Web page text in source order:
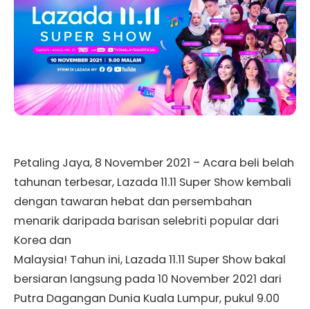
Petaling Jaya, 8 November 2021 – Acara beli belah
tahunan terbesar, Lazada 11.11 Super Show kembali
dengan tawaran hebat dan persembahan
menarik daripada barisan selebriti popular dari
Korea dan
Malaysia! Tahun ini, Lazada 11.11 Super Show bakal
bersiaran langsung pada 10 November 2021 dari
Putra Dagangan Dunia Kuala Lumpur, pukul 9.00